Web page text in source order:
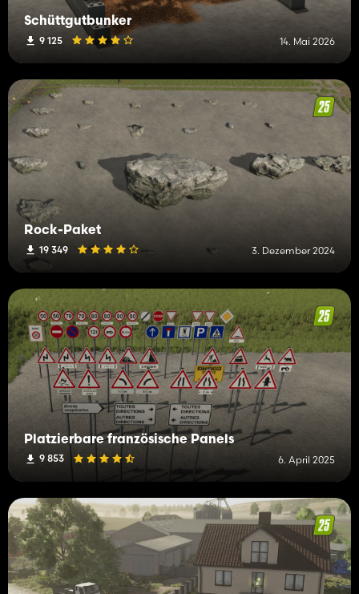
Schüttgutbunker
9 125 14. Mai 2026
Rock-Paket
19 349 3. Dezember 2024
Platzierbare französische Panels
9 853 6. April 2025